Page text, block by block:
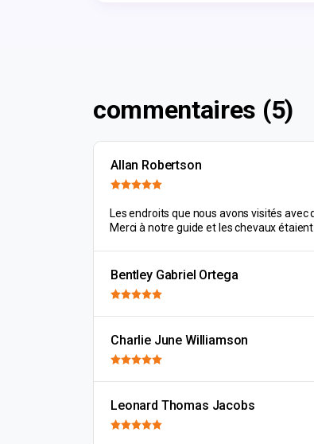
commentaires (5)
Allan Robertson
Les endroits que nous avons visités
Merci à notre guide et les chevaux
Bentley Gabriel Ortega
Charlie June Williamson
Leonard Thomas Jacobs